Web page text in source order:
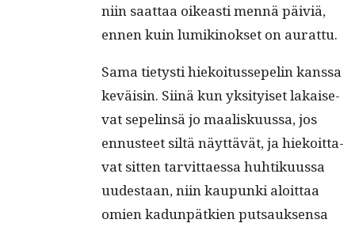
niin saat­taa oikeasti men­nä päiviä,
ennen kuin lumiki­nok­set on aurattu.
Sama tietysti hiekoi­tusse­pelin kanssa
keväisin. Siinä kun yksi­tyiset lakai­se­
vat sepelin­sä jo maalisku­us­sa, jos
ennus­teet siltä näyt­tävät, ja hiekoit­ta­
vat sit­ten tarvit­taes­sa huhtiku­us­sa
uud­estaan, niin kaupun­ki aloit­taa
omien kadun­pätkien put­sauk­sen­sa